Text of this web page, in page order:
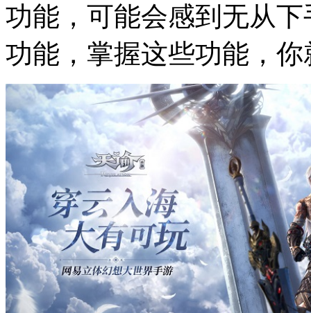
功能，可能会感到无从
功能，掌握这些功能，